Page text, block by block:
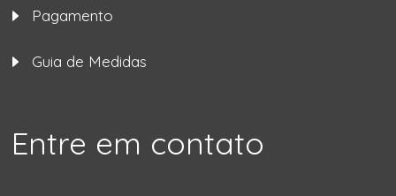
Pagamento
Guia de Medidas
Entre em contato